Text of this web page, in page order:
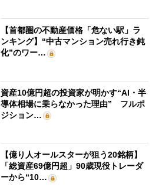
【首都圏の不動産価格「危ない駅」ラ
ンキング】“中古マンション売れ行き鈍
化”のワー…
資産10億円超の投資家が明かす“AI・半
導体相場に乗らなかった理由” フルポ
ジション…
【億り人オールスターが狙う20銘柄】
「総資産69億円超」90歳現役トレーダ
ーから“10…